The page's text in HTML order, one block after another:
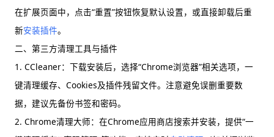
在扩展页面中，点击“重置”按钮恢复默认设置，或直接卸载后重
新安装插件。
二、第三方清理工具与插件
1. CCleaner：下载安装后，选择“Chrome浏览器”相关选项，一
键清理缓存、Cookies及插件残留文件。注意避免误删重要数
据，建议先备份书签和密码。
2. Chrome清理大师：在Chrome应用商店搜索并安装，提供“一